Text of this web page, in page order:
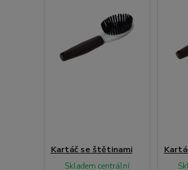
Kartáč se štětinami
Skladem centrální